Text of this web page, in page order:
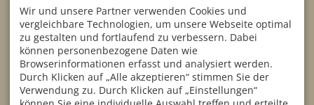
Preisübersicht
Anfragen
Online-Buchung
Lage & Anfahrt
Bewertungen
Newsletter
Blog
Day Spa
Mitanand
Tourismusmarketing
Golfregion Allgäu
Vierplätzetournee
Facebook
Instagram
YouTube
Wir und unsere Partner verwenden Cookies und
vergleichbare Technologien, um unsere Webseite optimal
zu gestalten und fortlaufend zu verbessern. Dabei
können personenbezogene Daten wie
Browserinformationen erfasst und analysiert werden.
Durch Klicken auf „Alle akzeptieren“ stimmen Sie der
Verwendung zu. Durch Klicken auf „Einstellungen“